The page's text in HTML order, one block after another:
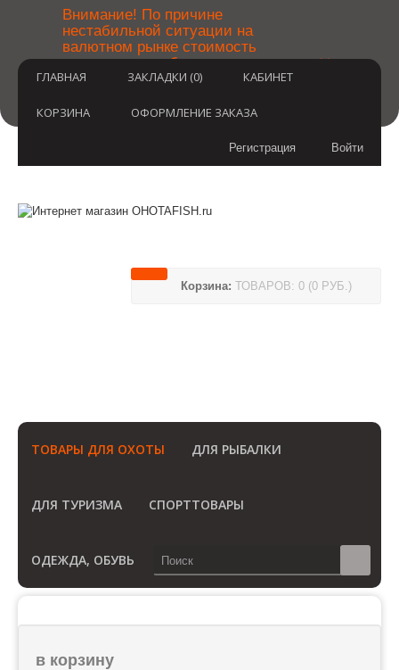
Внимание! По причине
нестабильной ситуации на
валютном рынке стоимость
товаров может быть уточнена
после оформления заказа.
неудобства.
×
ГЛАВНАЯ ЗАКЛАДКИ (0) КАБИНЕТ
КОРЗИНА ОФОРМЛЕНИЕ ЗАКАЗА
Войти
Регистрация
Корзина: ТОВАРОВ: 0 (0 РУБ.)
ТОВАРЫ ДЛЯ ОХОТЫ ДЛЯ РЫБАЛКИ
ДЛЯ ТУРИЗМА СПОРТТОВАРЫ
ОДЕЖДА, ОБУВЬ
в корзину